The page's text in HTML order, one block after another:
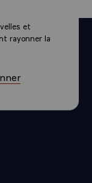
et
rayonner la